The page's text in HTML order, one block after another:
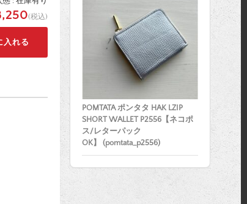
(税込)
POMTATA ポンタタ HAK LZIP
SHORT WALLET P2556【ネコポ
ス/レターパック
OK】 (pomtata_p2556)